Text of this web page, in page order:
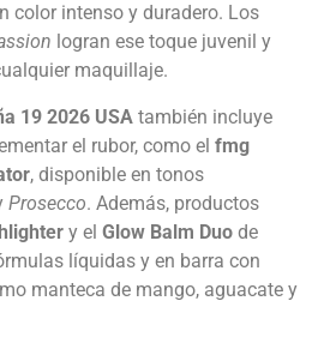
color intenso y duradero. Los
logran ese toque juvenil y
maquillaje.
19 2026 USA también incluye
el rubor, como el fmg
, disponible en tonos
Prosecco. Además, productos
y el Glow Balm Duo de
líquidas y en barra con
manteca de mango, aguacate y